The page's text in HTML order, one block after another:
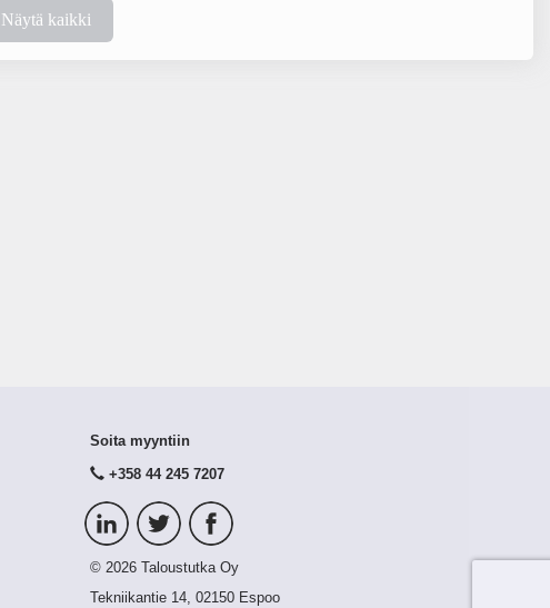
Näytä kaikki
Soita myyntiin
+358 44 245 7207
© 2026 Taloustutka Oy
Tekniikantie 14, 02150 Espoo